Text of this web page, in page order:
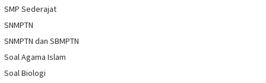
SMP Sederajat
SNMPTN
SNMPTN dan SBMPTN
Soal Agama Islam
Soal Biologi